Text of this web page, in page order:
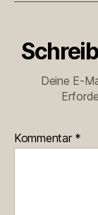
Deine E-
Kommentar *